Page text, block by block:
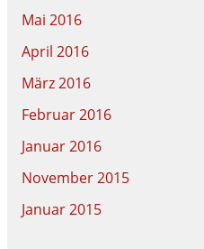
Mai 2016
April 2016
März 2016
Februar 2016
Januar 2016
November 2015
Januar 2015